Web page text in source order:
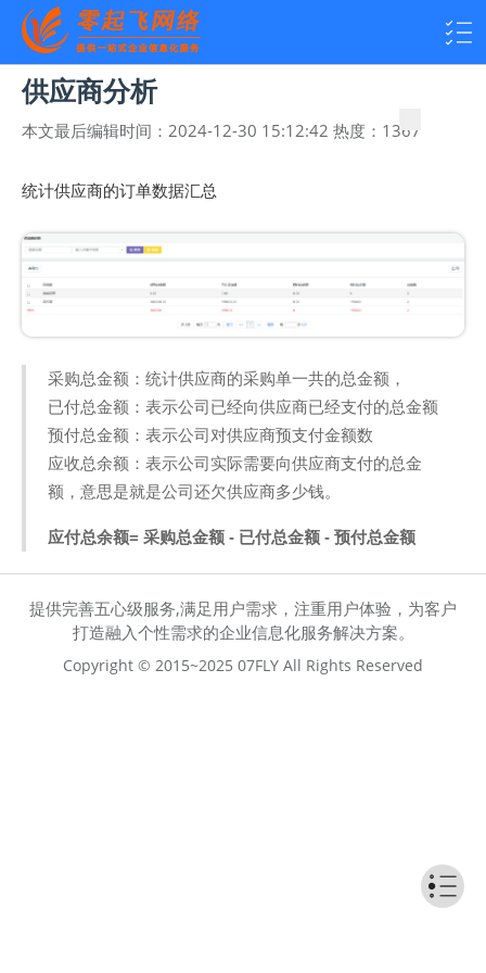
供应商分析
本文最后编辑时间： 2024-12-30 15:12:42 热度： 1367
统计供应商的订单数据汇总
采购总金额：统计供应商的采购单一共的总金额，
已付总金额：表示公司已经向供应商已经支付的总金额
预付总金额：表示公司对供应商预支付金额数
应收总余额：表示公司实际需要向供应商支付的总金
额，意思是就是公司还欠供应商多少钱。
应付总余额= 采购总金额 - 已付总金额 - 预付总金额
提供完善五心级服务,满足用户需求，注重用户体验，为客户
打造融入个性需求的企业信息化服务解决方案。
Copyright © 2015~2025 07FLY All Rights Reserved